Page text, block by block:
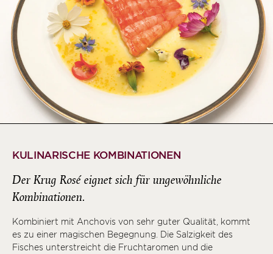
KULINARISCHE KOMBINATIONEN
Der Krug Rosé eignet sich für ungewöhnliche
Kombinationen.
Kombiniert mit Anchovis von sehr guter Qualität, kommt
es zu einer magischen Begegnung. Die Salzigkeit des
Fisches unterstreicht die Fruchtaromen und die